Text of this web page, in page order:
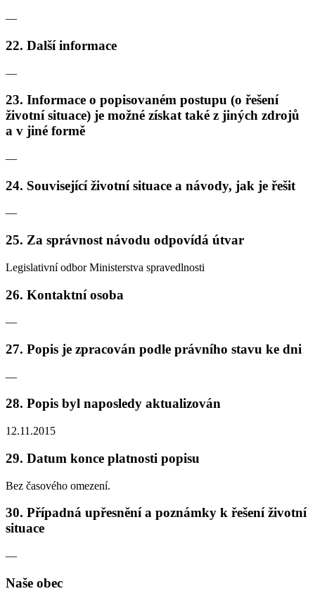
—
22. Další informace
—
23. Informace o popisovaném postupu (o řešení
životní situace) je možné získat také z jiných zdrojů
a v jiné formě
—
24. Související životní situace a návody, jak je řešit
—
25. Za správnost návodu odpovídá útvar
Legislativní odbor Ministerstva spravedlnosti
26. Kontaktní osoba
—
27. Popis je zpracován podle právního stavu ke dni
—
28. Popis byl naposledy aktualizován
12.11.2015
29. Datum konce platnosti popisu
Bez časového omezení.
30. Případná upřesnění a poznámky k řešení životní
situace
—
Naše obec